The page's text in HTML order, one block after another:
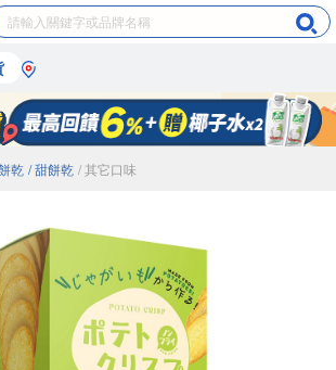
乾 / 甜餅乾 / 其它口味